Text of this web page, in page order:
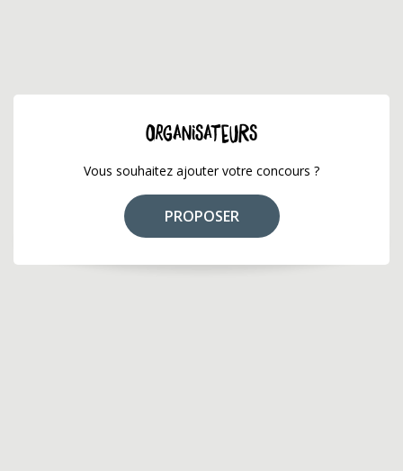
ORGANISATEURS
Vous souhaitez ajouter votre concours ?
PROPOSER